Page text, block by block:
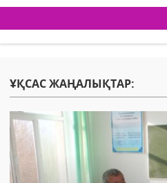
ҰҚСАС ЖАҢАЛЫҚТАР: